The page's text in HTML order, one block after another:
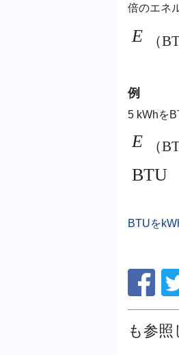
倍のエネ
E （
例
5 kWhを
E （
BTU
BTUを
も参